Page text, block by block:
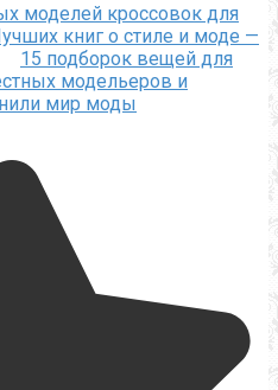
моделей кроссовок для
книг о стиле и моде —
15 подборок вещей для
модельеров и
мир моды